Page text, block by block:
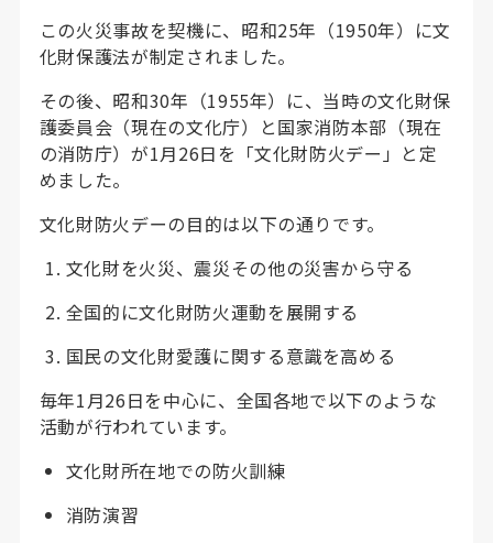
この火災事故を契機に、昭和25年（1950年）に文
化財保護法が制定されました。
その後、昭和30年（1955年）に、当時の文化財保
護委員会（現在の文化庁）と国家消防本部（現在
の消防庁）が1月26日を「文化財防火デー」と定
めました。
文化財防火デーの目的は以下の通りです。
文化財を火災、震災その他の災害から守る
全国的に文化財防火運動を展開する
国民の文化財愛護に関する意識を高める
毎年1月26日を中心に、全国各地で以下のような
活動が行われています。
文化財所在地での防火訓練
消防演習